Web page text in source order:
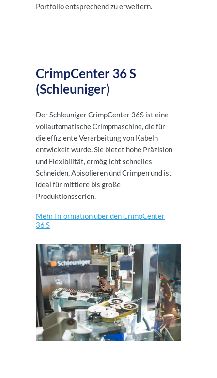
Portfolio entsprechend zu erweitern.
CrimpCenter 36 S
(Schleuniger)
Der Schleuniger CrimpCenter 36S ist eine
vollautomatische Crimpmaschine, die für
die effiziente Verarbeitung von Kabeln
entwickelt wurde. Sie bietet hohe Präzision
und Flexibilität, ermöglicht schnelles
Schneiden, Abisolieren und Crimpen und ist
ideal für mittlere bis große
Produktionsserien.
Mehr Information über den CrimpCenter
36 S